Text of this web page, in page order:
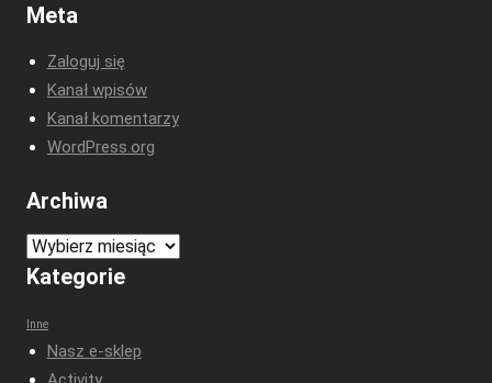
Meta
Zaloguj się
Kanał wpisów
Kanał komentarzy
WordPress.org
Archiwa
Archiwa
Kategorie
Inne
Nasz e-sklep